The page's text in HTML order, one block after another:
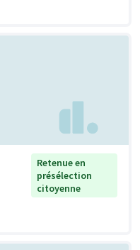
Retenue en
présélection
citoyenne